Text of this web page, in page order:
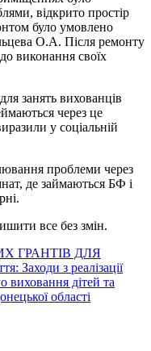
відкрито простір
було умовлено
О.А. Після ремонту
виконання своїх
занять вихованців
через це
у соціальній
проблеми через
де займаються БФ і
все без змін.
ГРАНТІВ ДЛЯ
Заходи з реалізації
виховання дітей та
області